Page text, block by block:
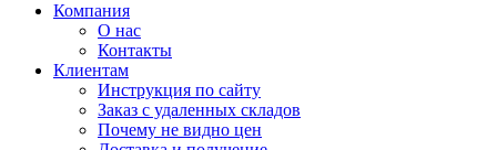
Компания
О нас
Контакты
Клиентам
Инструкция по сайту
Заказ с удаленных складов
Почему не видно цен